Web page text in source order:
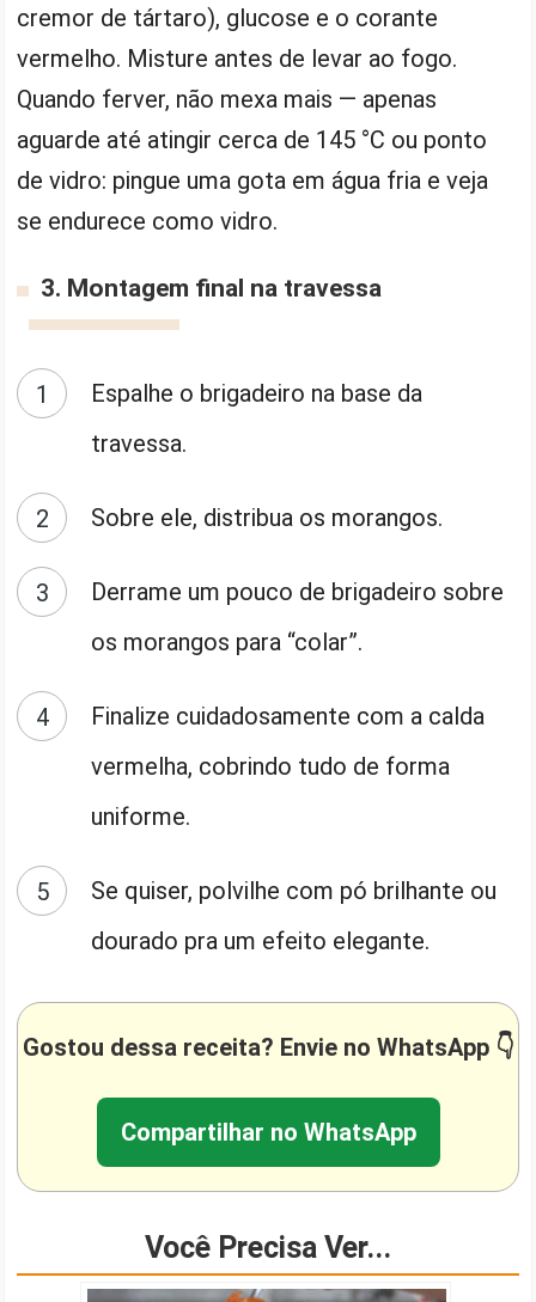
cremor de tártaro), glucose e o corante
vermelho. Misture antes de levar ao fogo.
Quando ferver, não mexa mais — apenas
aguarde até atingir cerca de 145 °C ou ponto
de vidro: pingue uma gota em água fria e veja
se endurece como vidro.
3. Montagem final na travessa
Espalhe o brigadeiro na base da
travessa.
Sobre ele, distribua os morangos.
Derrame um pouco de brigadeiro sobre
os morangos para “colar”.
Finalize cuidadosamente com a calda
vermelha, cobrindo tudo de forma
uniforme.
Se quiser, polvilhe com pó brilhante ou
dourado pra um efeito elegante.
Gostou dessa receita? Envie no WhatsApp 👇
Compartilhar no WhatsApp
Você Precisa Ver...